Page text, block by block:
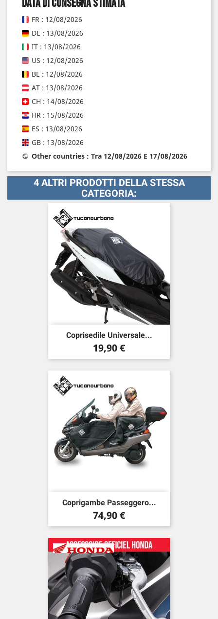
Data di consegna stimata
FR : 12/08/2026
DE : 13/08/2026
IT : 13/08/2026
US : 12/08/2026
BE : 12/08/2026
AT : 13/08/2026
CH : 14/08/2026
HR : 15/08/2026
ES : 13/08/2026
GB : 13/08/2026
Other countries : Tra 12/08/2026 E 17/08/2026
4 ALTRI PRODOTTI DELLA STESSA
CATEGORIA:
Coprisedile Universale...
Prezzo
19,90 €
Coprigambe Passeggero...
Prezzo
74,90 €